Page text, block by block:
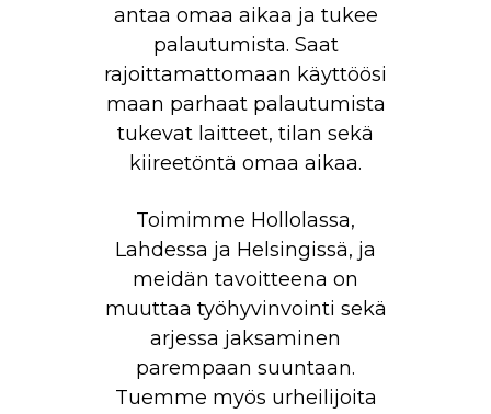
antaa omaa aikaa ja tukee
palautumista. Saat
rajoittamattomaan käyttöösi
maan parhaat palautumista
tukevat laitteet, tilan sekä
kiireetöntä omaa aikaa.
Toimimme Hollolassa,
Lahdessa ja Helsingissä, ja
meidän tavoitteena on
muuttaa työhyvinvointi sekä
arjessa jaksaminen
parempaan suuntaan.
Tuemme myös urheilijoita